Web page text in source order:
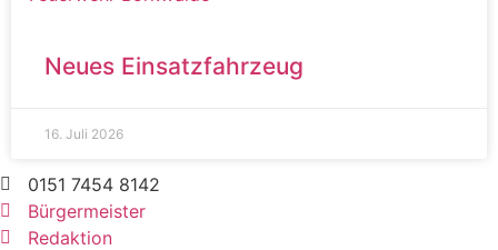
Neues Einsatzfahrzeug
16. Juli 2026
0151 7454 8142
Bürgermeister
Redaktion